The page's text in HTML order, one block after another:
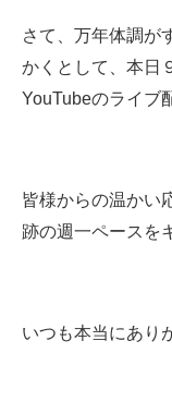
さて、万年体調が
かくとして、本日
YouTubeのライブ
皆様からの温かい
跡の週一ペースを
いつも本当にあり